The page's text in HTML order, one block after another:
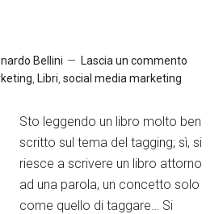
Bellini
Lascia un commento
Libri ,social media marketing
Sto leggendo un libro molto ben
scritto sul tema del tagging; sì, si
riesce a scrivere un libro attorno
ad una parola, un concetto solo
come quello di taggare… Si